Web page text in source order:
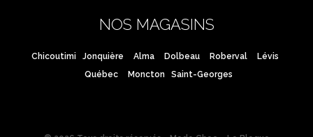
NOS MAGASINS
Chicoutimi Jonquière Alma Dolbeau Roberval
Lévis
Québec
Moncton Saint-Georges